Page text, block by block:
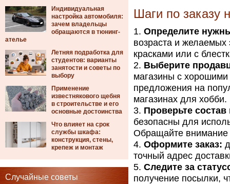
Индивидуальная
настройка автомобиля:
зачем владельцы
обращаются в тюнинг-
ателье
Летняя подработка для
студентов: варианты
занятости и советы по
выбору
Применение
известнякового щебня
в строительстве и его
основные достоинства
Что влияет на срок
службы шкафа:
конструкция, стены,
крепеж и монтаж
Случайные советы
Шаги по заказу
Определите
возраста и
красками или с
Выберите
магазины с
предложения на
магазинах для хобби.
Проверьте состав
безопасны для
Обращайте внимание
Оформите заказ:
точный адрес
Следите за
получение посылки,